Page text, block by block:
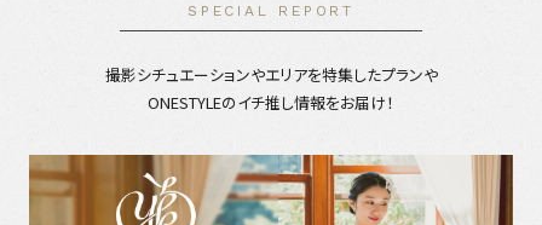
SPECIAL REPORT
撮影シチュエーションやエリアを特集したプランや
ONESTYLEのイチ推し情報をお届け！